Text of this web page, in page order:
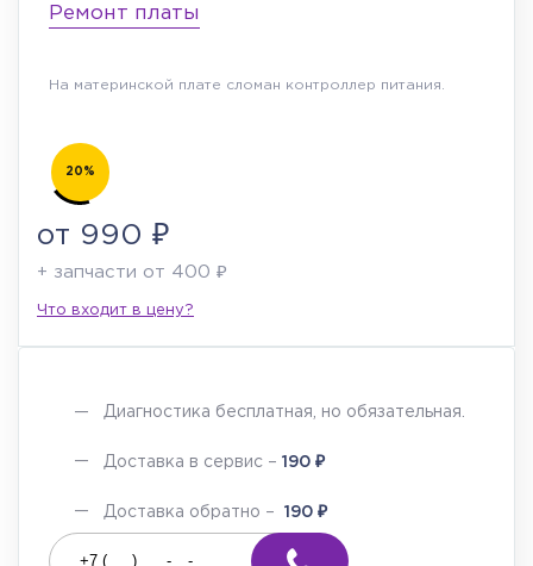
Ремонт платы
На материнской плате сломан контроллер питания.
20%
от 990 ₽
+ запчасти от 400 ₽
Что входит в цену?
Диагностика бесплатная, но обязательная.
Доставка в сервис – 190 ₽
Доставка обратно – 190 ₽